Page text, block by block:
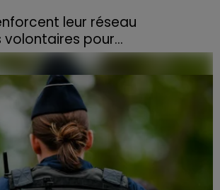
leur réseau
pour...
et aux risques de départs de feu,
des Vosges a lancé un appel
pour venir en aide...